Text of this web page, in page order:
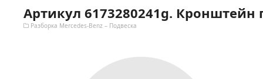
Артикул 6173280241g.
Разборка Mercedes-Benz – Подвеска